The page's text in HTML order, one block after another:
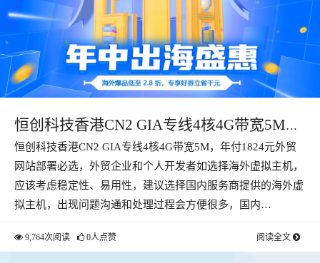
恒创科技香港CN2 GIA专线4核4G带宽5M，
年付1824元外贸网站部署必选
恒创科技香港CN2 GIA专线4核4G带宽5M，年付1824元外贸
网站部署必选，外贸企业和个人开发者如选择海外虚拟主机，
应该考虑稳定性、易用性，建议选择国内服务商提供的海外虚
拟主机，出现问题沟通和处理过程会方便很多，国内…
9,764次阅读 0人点赞 阅读全文